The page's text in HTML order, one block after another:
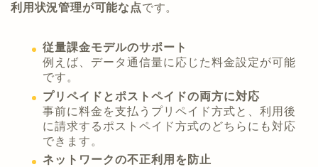
利用状況管理が可能な点です。
従量課金モデルのサポート
例えば、データ通信量に応じた料金設定が可能
です。
プリペイドとポストペイドの両方に対応
事前に料金を支払うプリペイド方式と、利用後
に請求するポストペイド方式のどちらにも対応
できます。
ネットワークの不正利用を防止